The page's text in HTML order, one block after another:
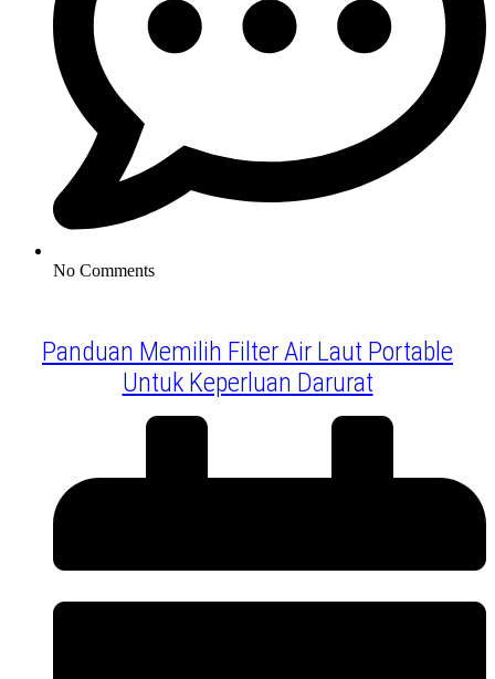
No Comments
Panduan Memilih Filter Air Laut Portable
Untuk Keperluan Darurat